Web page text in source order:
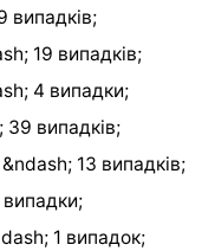
випадків;
19 випадків;
4 випадки;
39 випадків;
13 випадків;
випадки;
1 випадок;